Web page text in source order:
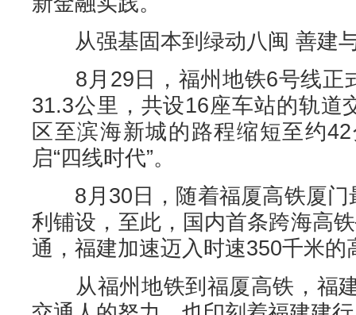
从强基固本到绿动八闽 善建
8月29日，福州地铁6号线正
31.3公里，共设16座车站的轨道
区至滨海新城的路程缩短至约
启“四线时代”。
8月30日，随着福厦高铁厦门
利铺设，至此，国内首条跨海高
通，福建加速迈入时速350千米的
从福州地铁到福厦高铁，福